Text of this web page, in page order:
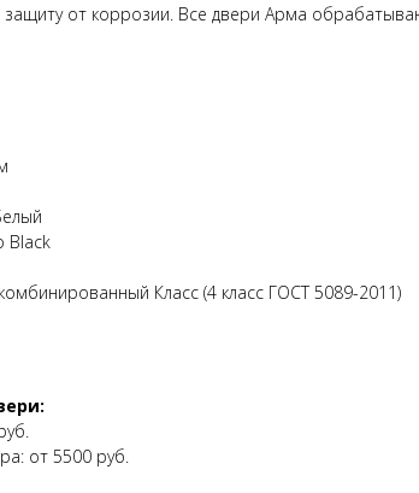
от коррозии. Все двери Арма
Black
Класс (4 класс ГОСТ 5089-2011)
от 5500 руб.